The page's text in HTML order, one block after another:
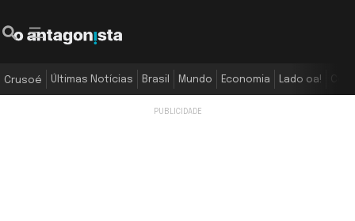
Crusoé Últimas Notícias Brasil Mundo Economia Lado oa!